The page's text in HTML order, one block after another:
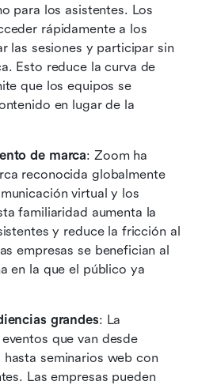
para los asistentes. Los
rápidamente a los
las sesiones y participar sin
Esto reduce la curva de
que los equipos se
en lugar de la
de marca: Zoom ha
reconocida globalmente
virtual y los
familiaridad aumenta la
y reduce la fricción al
empresas se benefician al
en la que el público ya
grandes: La
que van desde
hasta seminarios web con
Las empresas pueden